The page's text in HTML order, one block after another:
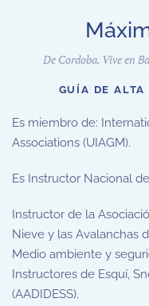
De Cordoba. Vive en
GUÍA DE
Es miembro de:
Associations (UIAGM).
Es Instructor Nacional
Instructor de la
Nieve y las Avalanchas
Medio ambiente y
Instructores de Esquí,
(AADIDESS).